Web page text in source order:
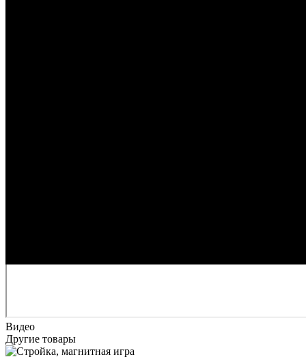
Видео
Другие товары